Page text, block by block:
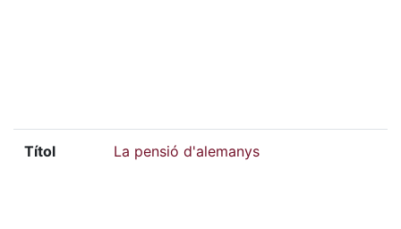
Títol La pensió d'alemanys